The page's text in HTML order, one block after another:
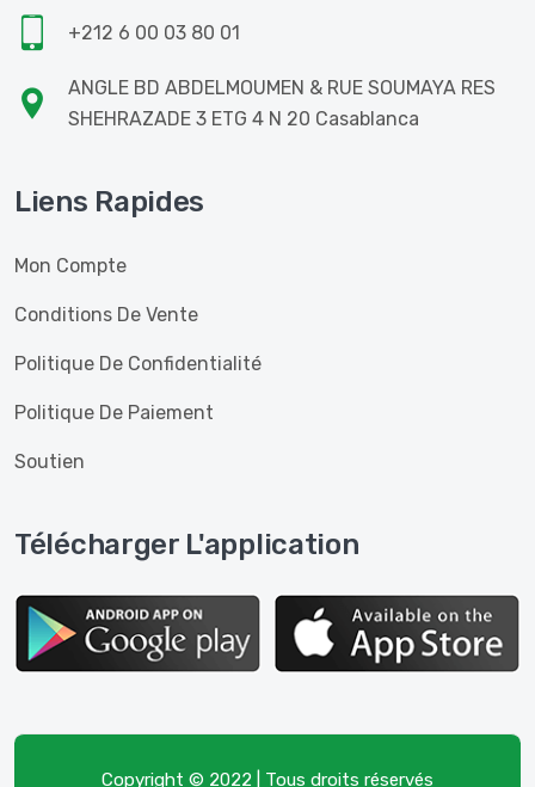
+212 6 00 03 80 01
ANGLE BD ABDELMOUMEN & RUE SOUMAYA RES
SHEHRAZADE 3 ETG 4 N 20 Casablanca
Liens Rapides
Mon Compte
Conditions De Vente
Politique De Confidentialité
Politique De Paiement
Soutien
Télécharger L'application
Copyright © 2022 | Tous droits réservés